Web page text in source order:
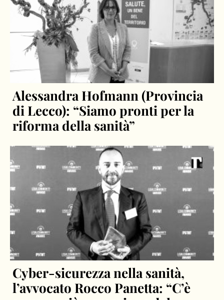
Alessandra Hofmann (Provincia
di Lecco): “Siamo pronti per la
riforma della sanità”
Cyber-sicurezza nella sanità,
l’avvocato Rocco Panetta: “C’è